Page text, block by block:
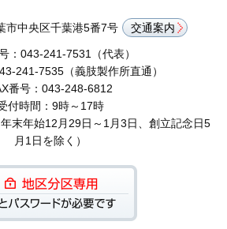
中央区千葉港5番7号 交通案内
：043-241-7531（代表）
241-7535（義肢製作所直通）
番号：043-248-6812
付時間：9時～17時
年末年始12月29日～1月3日、創立記念日5
月1日を除く）